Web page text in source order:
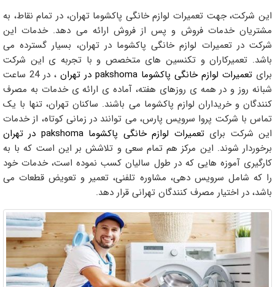
این شرکت، جهت تعمیرات لوازم خانگی پاکشوما تهران، در تمام نقاط، به
مشتریان خدمات فروش و پس از فروش ارائه می دهد. خدمات این
شرکت در تعمیرات لوازم خانگی پاکشوما در تهران، بسیار گسترده می
باشد. تعمیرکاران و تکنسین های متخصص و با تجربه ی این شرکت
برای تعمیرات لوازم خانگی پاکشوما pakshoma در تهران
، در 24 ساعت
شبانه روز و در همه ی روزهای هفته، آماده ی ارائه ی خدمات به مصرف
کنندگان و خریداران لوازم پاکشوما می باشند. ساکنان تهران، تنها با یک
تماس با شرکت پروا سرویس پارس، می توانند در زمانی کوتاه، از خدمات
این شرکت برایتعمیرات لوازم خانگی پاکشوما pakshoma در تهران
برخوردار شوند. این مرکز هم تمام سعی و تلاشش بر این است که با به
کارگیری آموزه هایی که در طول سالیان کسب نموده است، خدمات خود
را که شامل سرویس دهی، مشاوره تلفنی، تعمیر و تعویض قطعات می
باشد، در اختیار مصرف کنندگان تهرانی قرار دهد.